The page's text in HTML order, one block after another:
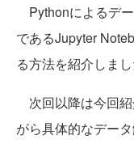
Pythonによるデ
であるJupyter
る方法を紹介しまし
次回以降は今回
がら具体的なデー